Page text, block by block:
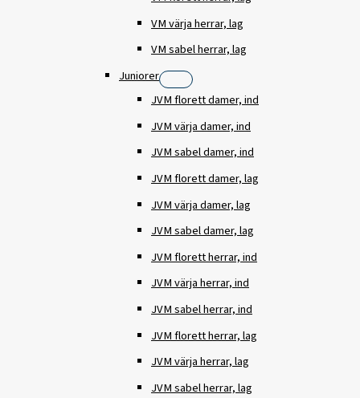
VM värja herrar, lag
VM sabel herrar, lag
Juniorer
JVM florett damer, ind
JVM värja damer, ind
JVM sabel damer, ind
JVM florett damer, lag
JVM värja damer, lag
JVM sabel damer, lag
JVM florett herrar, ind
JVM värja herrar, ind
JVM sabel herrar, ind
JVM florett herrar, lag
JVM värja herrar, lag
JVM sabel herrar, lag